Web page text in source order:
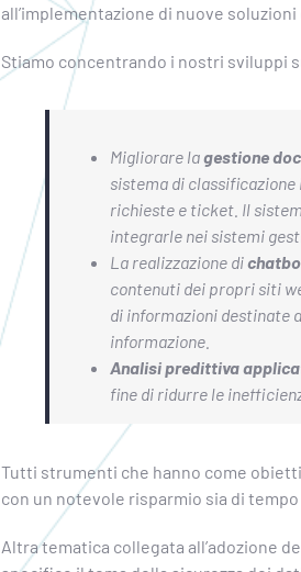
all’implementazione di nuove
Stiamo concentrando i nostri sviluppi
Migliorare lagestione
sistema di
richieste e ticket. Il
integrarle nei sistemi
La realizzazione di
contenuti dei propri siti
di informazioni destinate
informazione.
Analisi predittiva
fine di ridurre le
Tutti strumenti che hanno come
con un notevole risparmio sia di
Altra tematica collegata all’adozione